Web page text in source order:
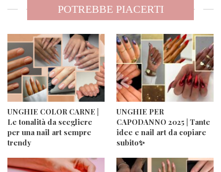
POTREBBE PIACERTI
UNGHIE COLOR CARNE |
Le tonalità da scegliere
per una nail art sempre
trendy
UNGHIE PER
CAPODANNO 2025 | Tante
idee e nail art da copiare
subito✨